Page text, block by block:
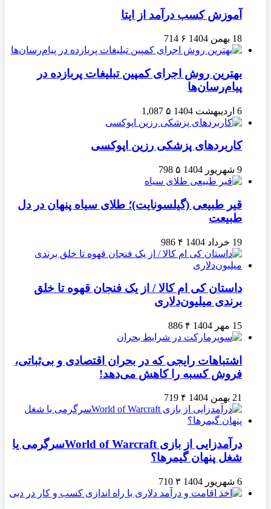
آموزش کسب درآمد از ایتا
18 بهمن 1404 ۶ 714
بهترین روش اجرای کمپین تبلیغات پربازده در
پیام‌رسان‌ها
6 اردیبهشت 1404 ۵ 1,087
کاربردهای پزشکی رزین اپوکسی
9 شهریور 1404 ۵ 798
قیر طبیعی (گیلسونایت)؛ طلای سیاه پنهان در دل
طبیعت
19 خرداد 1404 ۴ 986
داستان کی ام کالا / از یک فنجان قهوه تا خلق
برندی میلیون‌دلاری
15 مهر 1404 ۴ 886
اشتباهات رایجی که در بحران اقتصادی و بی‌ثباتی،
فروش کسبه را کاهش می‌دهد!
21 بهمن 1404 ۴ 719
درآمدزایی از بازی World of Warcraftسرگرمی یا
شغل پنهان گیمرها؟
6 شهریور 1404 ۳ 710